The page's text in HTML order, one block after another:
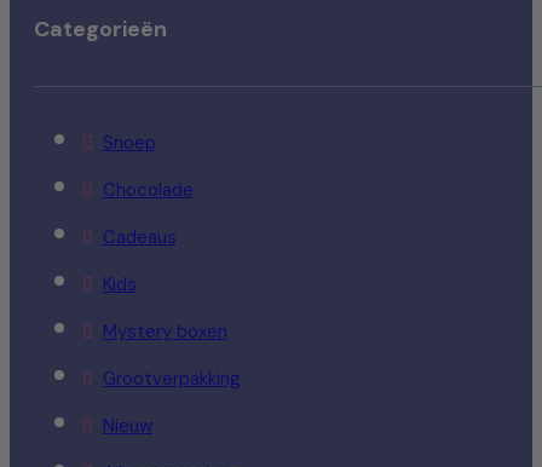
Categorieën
Snoep
Chocolade
Cadeaus
Kids
Mystery boxen
Grootverpakking
Nieuw